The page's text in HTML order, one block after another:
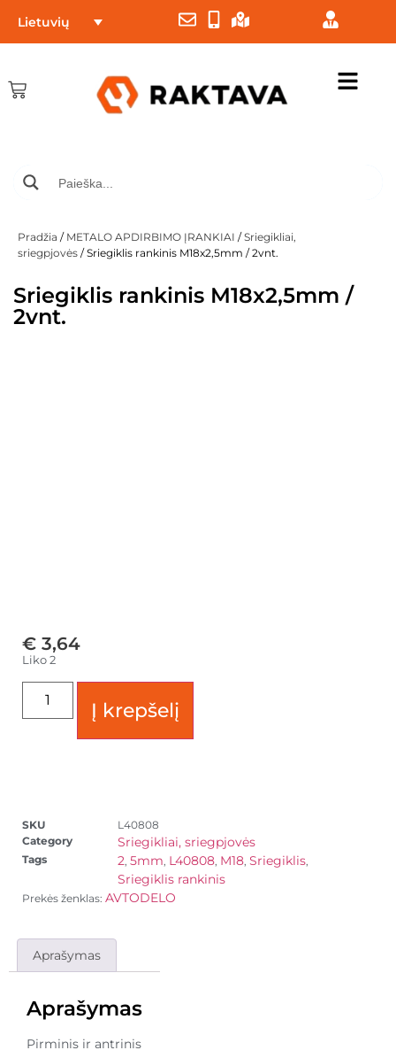
Lietuvių
Pradžia / METALO APDIRBIMO ĮRANKIAI /Sriegikliai,
sriegpjovės / Sriegiklis rankinis M18x2,5mm / 2vnt.
Sriegiklis rankinis M18x2,5mm /
2vnt.
€ 3,64
Liko 2
Į krepšelį
SKU
L40808
Category
Sriegikliai, sriegpjovės
Tags 2 5mm L40808 M18 Sriegiklis
Sriegiklis rankinis
Prekės ženklas: AVTODELO
Aprašymas
Aprašymas
Pirminis ir antrinis